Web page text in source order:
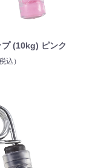
(10kg) ピンク
込）